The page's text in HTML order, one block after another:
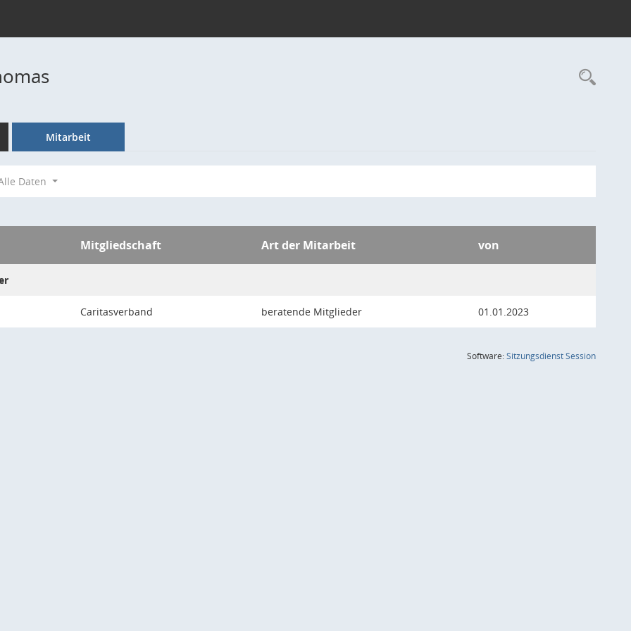
Mitarbeit
Daten
Mitgliedschaft Art der Mitarbeit von
Caritasverband beratende Mitglieder 01.01.2023
Software:SitzungsdienstSession(Wird in